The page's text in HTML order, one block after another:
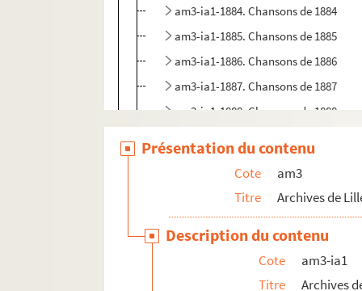
am3-ia1-1884. Chansons de 1884
am3-ia1-1885. Chansons de 1885
am3-ia1-1886. Chansons de 1886
am3-ia1-1887. Chansons de 1887
am3-ia1-1888. Chansons de 1888
am3-k. Elections
am3-n. Biens communaux non-bâtis
am3-o. Travaux publics
Présentation du contenu
Cote
am3
Titre
Archives de
Description du contenu
Cote
am3-ia1
Titre
Archives